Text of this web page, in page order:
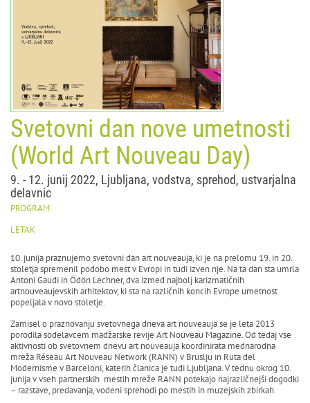
Svetovni dan nove umetnosti
(World Art Nouveau Day)
9. - 12. junij 2022, Ljubljana, vodstva, sprehod, ustvarjalna
delavnic
PROGRAM
LETAK
10. junija praznujemo svetovni dan art nouveauja, ki je na prelomu 19. in 20.
stoletja spremenil podobo mest v Evropi in tudi izven nje. Na ta dan sta umrla
Antoni Gaudi in Ödön Lechner, dva izmed najbolj karizmatičnih
artnouveaujevskih arhitektov, ki sta na različnih koncih Evrope umetnost
popeljala v novo stoletje.
Zamisel o praznovanju svetovnega dneva art nouveauja se je leta 2013
porodila sodelavcem madžarske revije Art Nouveau Magazine. Od tedaj vse
aktivnosti ob svetovnem dnevu art nouveauja koordinirata mednarodna
mreža Réseau Art Nouveau Network (RANN) v Bruslju in Ruta del
Modernisme v Barceloni, katerih članica je tudi Ljubljana. V tednu okrog 10.
junija v vseh partnerskih mestih mreže RANN potekajo najrazličnejši dogodki
– razstave, predavanja, vodeni sprehodi po mestih in muzejskih zbirkah.